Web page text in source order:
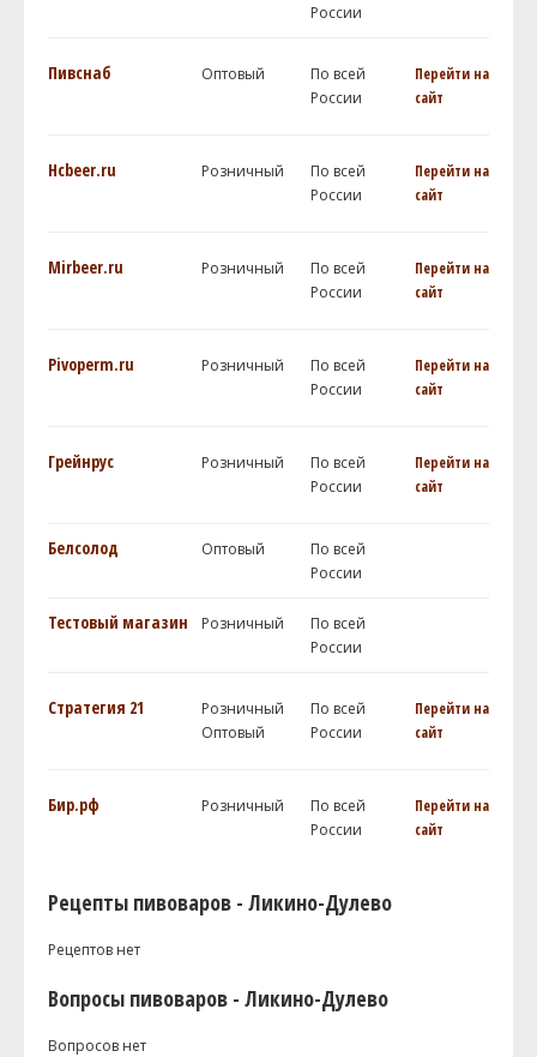
России
Пивснаб Оптовый
По всей
России
Перейти на
сайт
Hcbeer.ru Розничный
По всей
России
Перейти на
сайт
Mirbeer.ru Розничный
По всей
России
Перейти на
сайт
Pivoperm.ru Розничный
По всей
России
Перейти на
сайт
Грейнрус Розничный
По всей
России
Перейти на
сайт
Белсолод Оптовый
По всей
России
Тестовый магазин Розничный
По всей
России
Стратегия 21
Розничный
Оптовый
По всей
России
Перейти на
сайт
Бир.рф Розничный
По всей
России
Перейти на
сайт
Рецепты пивоваров - Ликино-Дулево
Рецептов нет
Вопросы пивоваров - Ликино-Дулево
Вопросов нет